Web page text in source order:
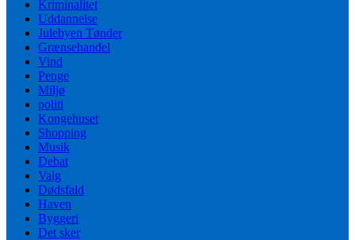
Kriminalitet
Uddannelse
Julebyen Tønder
Grænsehandel
Vind
Penge
Miljø
politi
Kongehuset
Shopping
Musik
Debat
Valg
Dødsfald
Haven
Byggeri
Det sker